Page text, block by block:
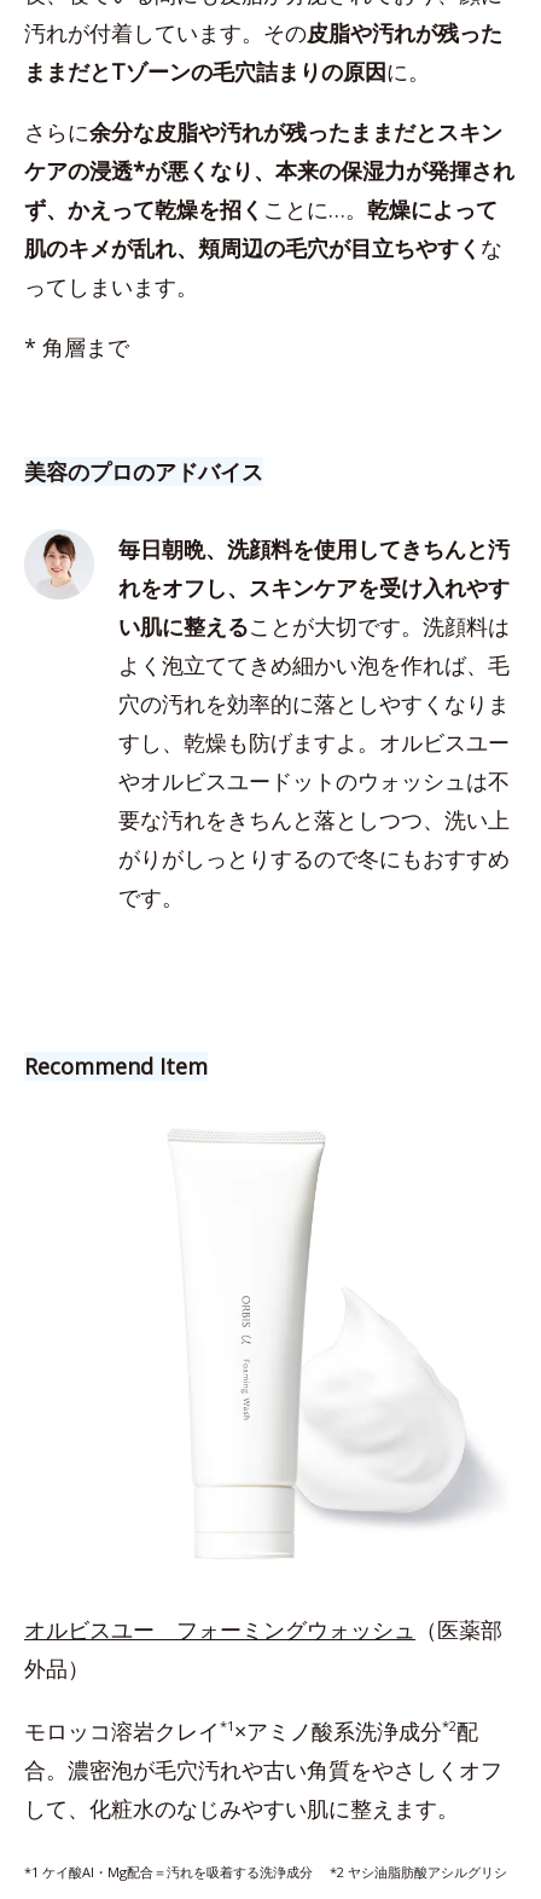
汚れが付着しています。その皮脂や汚れが残った
ままだとTゾーンの毛穴詰まりの原因に。
さらに余分な皮脂や汚れが残ったままだとスキン
ケアの浸透*が悪くなり、本来の保湿力が発揮され
ず、かえって乾燥を招く ことに…。 乾燥によって
肌のキメが乱れ、頬周辺の毛穴が目立ちやすく な
ってしまいます。
* 角層まで
美容のプロのアドバイス
毎日朝晩、洗顔料を使用してきちんと汚
れをオフし、スキンケアを受け入れやす
い肌に整えることが大切です。洗顔料は
よく泡立ててきめ細かい泡を作れば、毛
穴の汚れを効率的に落としやすくなりま
すし、乾燥も防げますよ。オルビスユー
やオルビスユードットのウォッシュは不
要な汚れをきちんと落としつつ、洗い上
がりがしっとりするので冬にもおすすめ
です。
Recommend Item
オルビスユー フォーミングウォッシュ （医薬部
外品）
モロッコ溶岩クレイ *1 ×アミノ酸系洗浄成分*2配
合。濃密泡が毛穴汚れや古い角質をやさしくオフ
して、化粧水のなじみやすい肌に整えます。
*1 ケイ酸Al・Mg配合＝汚れを吸着する洗浄成分 *2 ヤシ油脂肪酸アシルグリシ